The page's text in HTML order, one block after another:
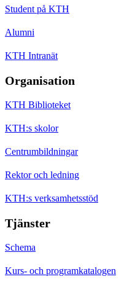
Student på KTH
Alumni
KTH Intranät
Organisation
KTH Biblioteket
KTH:s skolor
Centrumbildningar
Rektor och ledning
KTH:s verksamhetsstöd
Tjänster
Schema
Kurs- och programkatalogen